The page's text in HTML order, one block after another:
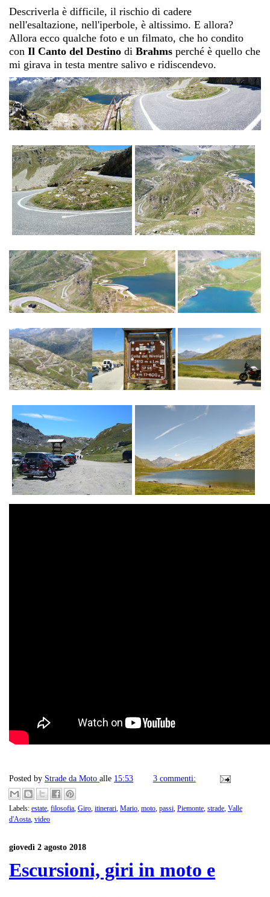
Descriverla è difficile, il rischio di cadere
nell'esaltazione, nell'iperbole, è altissimo. E allora?
Allora ecco qualche foto e un filmato, che ho condito
con Il Canto del Destino di Brahms perché è quello che
mi girava in testa mentre salivo e ridiscendevo.
Posted by Strade da Moto alle 15:53 3 commenti:
Labels: estate filosofia Giro itinerari Mario moto passi Piemonte strade Valle
d'Aosta video
giovedì 2 agosto 2018
Escursioni, giri in moto e